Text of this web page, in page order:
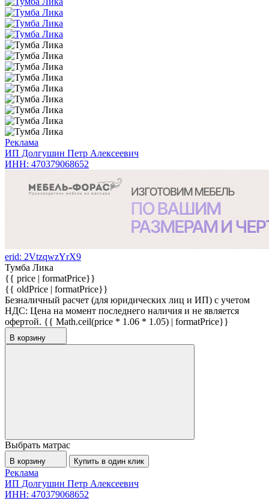
Реклама
ИП Долгушин Петр Алексеевич
ИНН: 470379068652
erid: 2VtzqwzYrX9
Тумба Лика
{{ price | formatPrice}}
{{ oldPrice | formatPrice}}
Безналичный расчет (для юридических лиц и ИП) с учетом
НДС: Цена на момент последнего наличия и не является
офертой. {{ Math.ceil(price * 1.06 * 1.05) | formatPrice}}
В корзину
Выбрать матрас
В корзину Купить в один клик
Реклама
ИП Долгушин Петр Алексеевич
ИНН: 470379068652